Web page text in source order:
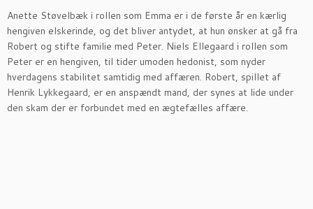
Anette Støvelbæk i rollen som Emma er i de første år en kærlig
hengiven elskerinde, og det bliver antydet, at hun ønsker at gå fra
Robert og stifte familie med Peter. Niels Ellegaard i rollen som
Peter er en hengiven, til tider umoden hedonist, som nyder
hverdagens stabilitet samtidig med affæren. Robert, spillet af
Henrik Lykkegaard, er en anspændt mand, der synes at lide under
den skam der er forbundet med en ægtefælles affære.